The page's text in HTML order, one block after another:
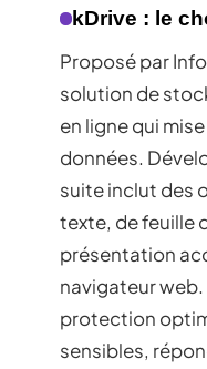
kDrive : le
Proposé par
solution de
en ligne qui
données.
suite inclut des
texte, de feuille
présentation
navigateur
protection
sensibles,